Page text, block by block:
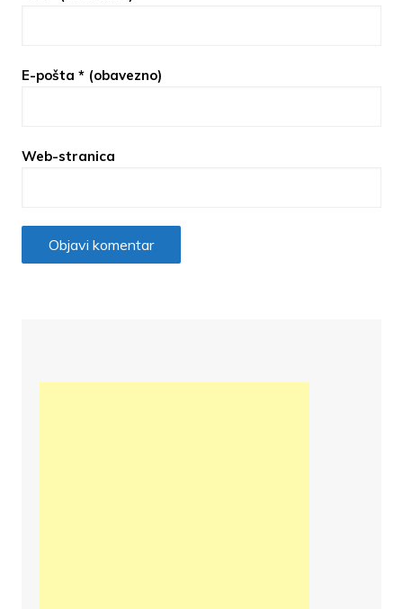
E-pošta * (obavezno)
Web-stranica